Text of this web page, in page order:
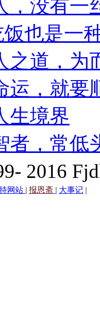
，没有一
饭也是一
之道，为
运，就要
生境界
者，常低
2016
网站 | 报恩斋 | 大事记 |